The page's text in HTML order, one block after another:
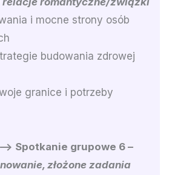
i mocne strony osób
budowania zdrowej
granice i potrzeby
Spotkanie grupowe 6 –
złożone zadania